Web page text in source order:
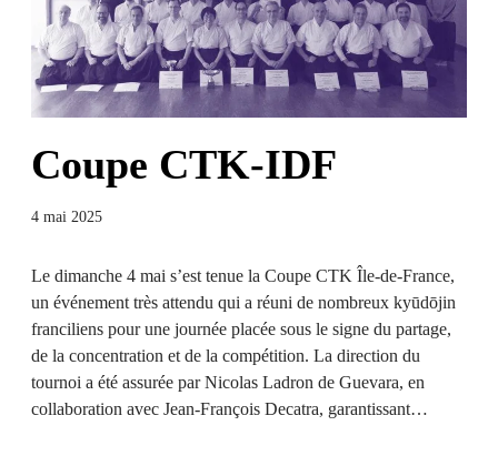
Coupe CTK-IDF
4 mai 2025
Le dimanche 4 mai s’est tenue la Coupe CTK Île-de-France,
un événement très attendu qui a réuni de nombreux kyūdōjin
franciliens pour une journée placée sous le signe du partage,
de la concentration et de la compétition. La direction du
tournoi a été assurée par Nicolas Ladron de Guevara, en
collaboration avec Jean-François Decatra, garantissant…